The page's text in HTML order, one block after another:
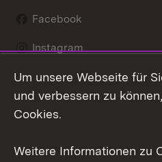
Facebook
Instagram
LinkedIn
Um unsere Webseite für
und verbessern zu
Cookies.
Weitere Informationen zu